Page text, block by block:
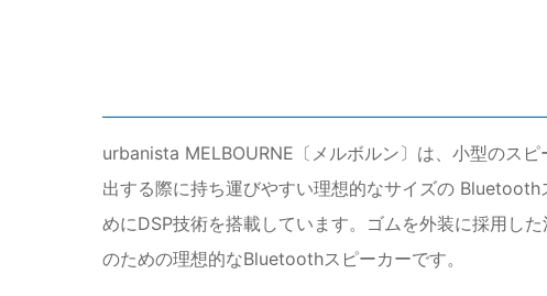
urbanista MELBOURNE〔メルボルン〕は、小型のス
出する際に持ち運びやすい理想的なサイズの
めにDSP技術を搭載しています。ゴムを外装に採用し
のための理想的なBluetoothスピーカーです。